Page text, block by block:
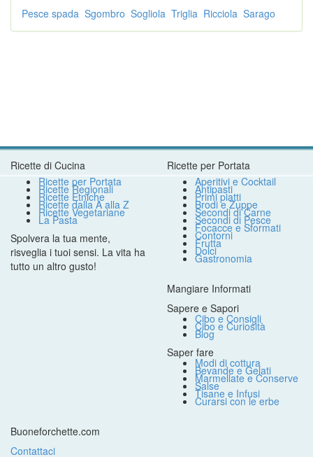
Pesce spada Sgombro Sogliola Triglia Ricciola Sarago
Ricette di Cucina
Ricette per Portata
Ricette Regionali
Ricette Etniche
Ricette dalla A alla Z
Ricette Vegetariane
La Pasta
Spolvera la tua mente,
risveglia i tuoi sensi. La vita ha
tutto un altro gusto!
Ricette per Portata
Aperitivi e Cocktail
Antipasti
Primi piatti
Brodi e Zuppe
Secondi di Carne
Secondi di Pesce
Focacce e Sformati
Contorni
Frutta
Dolci
Gastronomia
Mangiare Informati
Sapere e Sapori
Cibo e Consigli
Cibo e Curiosità
Blog
Saper fare
Modi di cottura
Bevande e Gelati
Marmellate e Conserve
Salse
Tisane e Infusi
Curarsi con le erbe
Buoneforchette.com
Contattaci